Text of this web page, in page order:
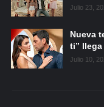
Julio 23,
Nueva
ti” llega
Julio 10,